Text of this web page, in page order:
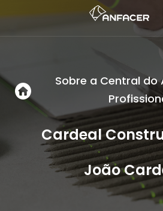
Sobre a Central do
Cardeal
João